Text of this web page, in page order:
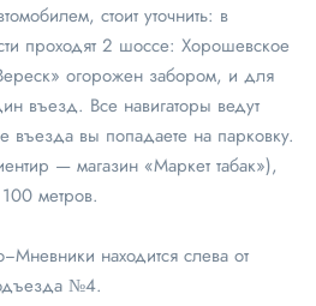
стоит уточнить: в
проходят 2 шоссе: Хорошевское
огорожен забором, и для
въезд. Все навигаторы ведут
въезда вы попадаете на парковку.
— магазин «Маркет табак»),
метров.
находится слева от
№4.